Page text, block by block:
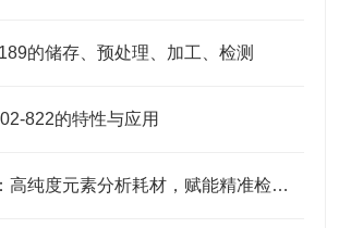
的储存、预处理、加工、检测
822的特性与应用
炉试剂AR615：高纯度元素分析耗材，赋能精准检测高效推进